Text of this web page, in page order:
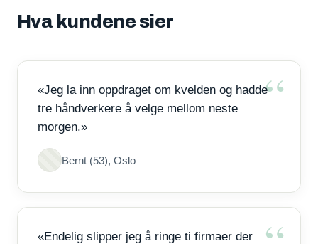
Hva kundene sier
«Jeg la inn oppdraget om kvelden og hadde
tre håndverkere å velge mellom neste
morgen.»
Bernt (53), Oslo
«Endelig slipper jeg å ringe ti firmaer der